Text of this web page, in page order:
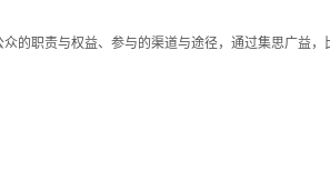
职责与权益、参与的渠道与途径，通过集思广益，